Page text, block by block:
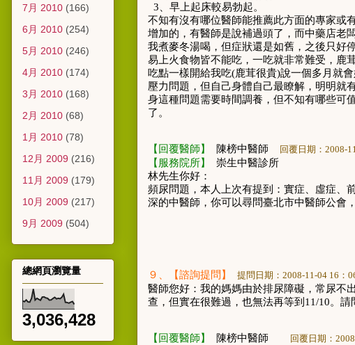
3
早上起床較易勃起。
不知有沒有哪位醫師能推薦此方面的專家或
增加的，有醫師是說補過頭了 ， 而中藥店老
我煮麥冬湯喝 ， 但症狀還是如舊 ， 之後只好
易上火食物皆不能吃 ， 一吃就非常難受，鹿
吃點一樣開給我吃(鹿茸很貴)說一個多月就會
壓力問題 ， 但自己身體自己最瞭解 ， 明明就
身這種問題需要時間調養 ， 但不知有哪些可
了 。
【回覆醫師】 陳榜中醫師 回覆日期： 2008-
【服務院所】
崇生中醫診所
林先生你好：
頻尿問題，本人上次有提到：實症、虛症、
深的中醫師，你可以尋問臺北市中醫師公會
９ 、【諮詢提問】 提問日期： 2008-11-04 16 ：
醫師您好：我的媽媽由於排尿障礙，常尿不
查，但實在很難過，也無法再等到 11/10。請
【回覆醫師】 陳榜中醫師 回覆日期：
7月 2010 (166)
6月 2010 (254)
5月 2010 (246)
4月 2010 (174)
3月 2010 (168)
2月 2010 (68)
1月 2010 (78)
12月 2009 (216)
11月 2009 (179)
10月 2009 (217)
9月 2009 (504)
總網頁瀏覽量
3,036,428